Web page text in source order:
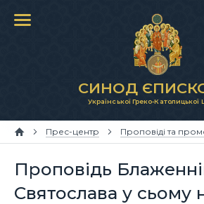
СИНОД
Української Греко-Католицької
Прес-центр Проповіді та
Проповідь
Святослава у сьому